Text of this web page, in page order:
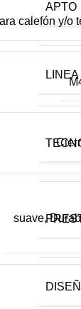
calefón y/o
suave,
APTO
LINEA